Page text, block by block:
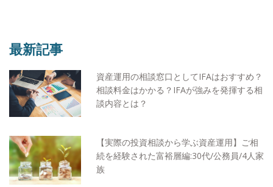
最新記事
資産運用の相談窓口としてIFAはおすすめ？
相談料金はかかる？IFAが強みを発揮する相
談内容とは？
【実際の投資相談から学ぶ資産運用】ご相
続を経験された富裕層編:30代/公務員/4人家
族